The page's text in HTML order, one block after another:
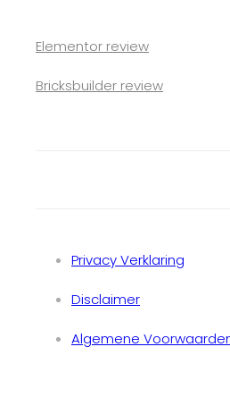
Elementor review
Bricksbuilder review
Privacy Verklaring
Disclaimer
Algemene